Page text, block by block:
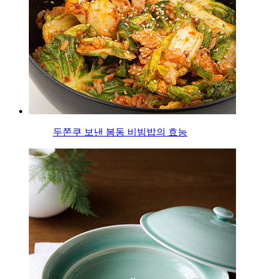
두쫀쿠 보낸 봄동 비빔밥의 효능